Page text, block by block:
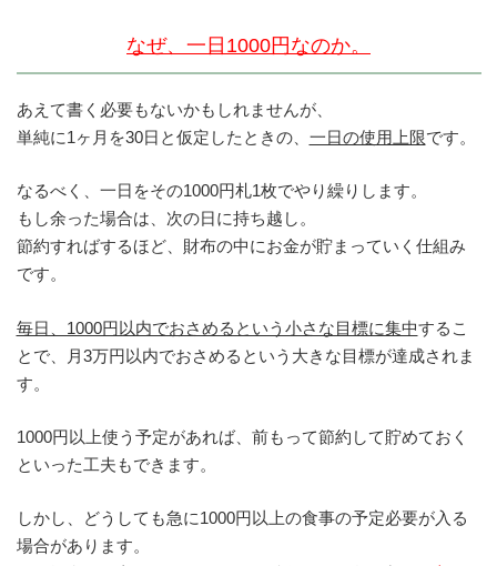
なぜ、一日1000円なのか。
あえて書く必要もないかもしれませんが、
単純に1ヶ月を30日と仮定したときの、 一日の使用上限です。
なるべく、一日をその1000円札1枚でやり繰りします。
もし余った場合は、次の日に持ち越し。
節約すればするほど、財布の中にお金が貯まっていく仕組み
です。
毎日、1000円以内でおさめるという小さな目標に集中するこ
とで、月3万円以内でおさめるという大きな目標が達成されま
す。
1000円以上使う予定があれば、前もって節約して貯めておく
といった工夫もできます。
しかし、どうしても急に1000円以上の食事の予定必要が入る
場合があります。